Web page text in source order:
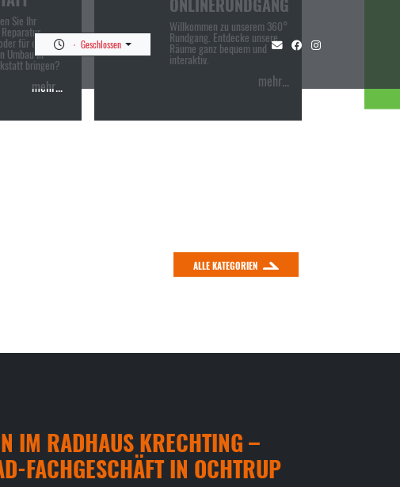
Geschlossen
Sie Ihr
für einen
Umbau in
bringen?
mehr...
ONLINERUNDGANG
Willkommen zu unserem 360°
Rundgang. Entdecke unsere
Räume ganz bequem und
interaktiv.
mehr...
ALLE KATEGORIEN
IM RADHAUS KRECHTING –
FACHGESCHÄFT IN OCHTRUP